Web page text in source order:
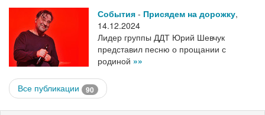
События - Присядем на дорожку,
14.12.2024
Лидер группы ДДТ Юрий Шевчук
представил песню о прощании с
родиной »»
Все публикации 90